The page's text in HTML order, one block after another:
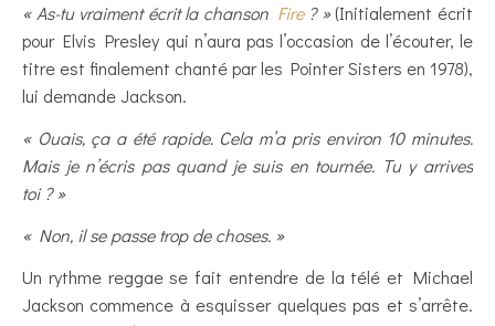
« As-tu vraiment écrit la chanson Fire? »(Initialement écrit
pour Elvis Presley qui n’aura pas l’occasion de l’écouter, le
titre est finalement chanté par les Pointer Sisters en 1978),
lui demande Jackson.
« Ouais, ça a été rapide. Cela m’a pris environ 10 minutes.
Mais je n’écris pas quand je suis en tournée. Tu y arrives
toi ? »
« Non, il se passe trop de choses. »
Un rythme reggae se fait entendre de la télé et Michael
Jackson commence à esquisser quelques pas et s’arrête.